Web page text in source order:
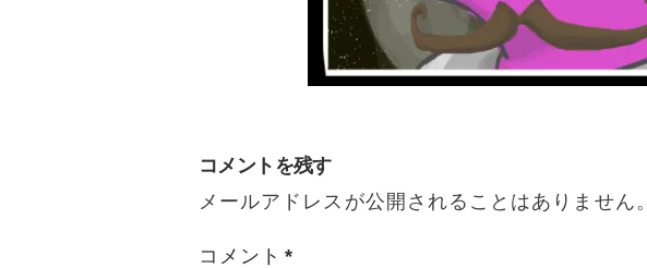
コメントを残す
メールアドレスが公開されることはありません。
コメント*